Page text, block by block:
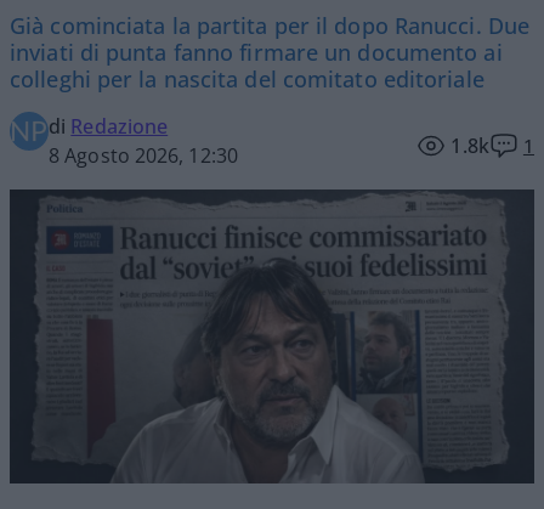
Già cominciata la partita per il dopo Ranucci. Due
inviati di punta fanno firmare un documento ai
colleghi per la nascita del comitato editoriale
di Redazione
8 Agosto 2026, 12:30
1.8k 1